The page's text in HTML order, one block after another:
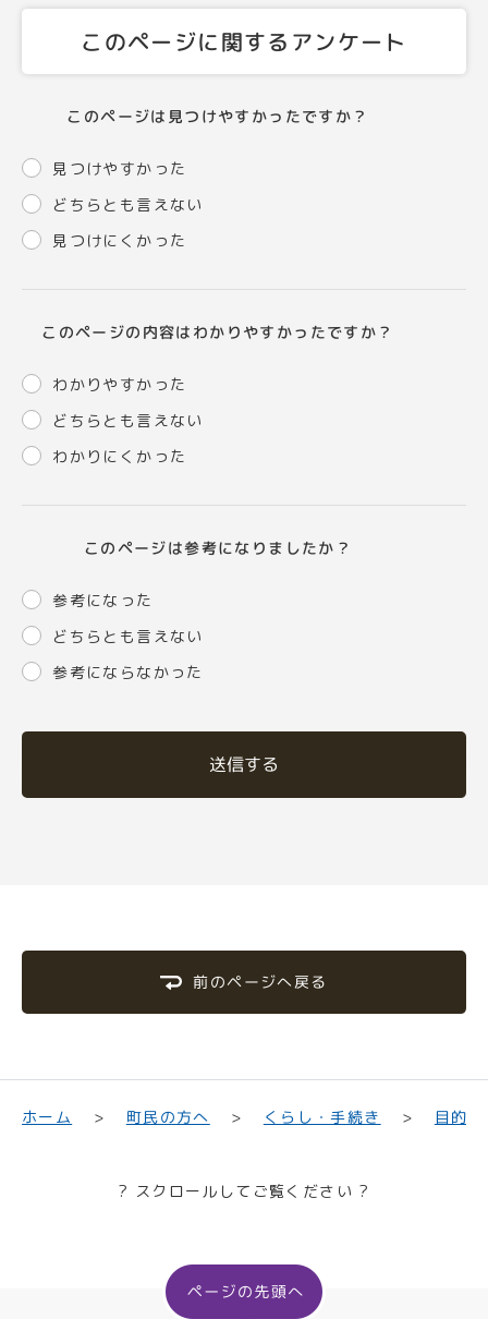
このページに関するアンケート
このページは見つけやすかったですか？
見つけやすかった
どちらとも言えない
見つけにくかった
このページの内容はわかりやすかったですか？
わかりやすかった
どちらとも言えない
わかりにくかった
このページは参考になりましたか？
参考になった
どちらとも言えない
参考にならなかった
送信する
前のページへ戻る
ホーム 町民の方へ くらし・手続き 目的
? スクロールしてご覧ください ?